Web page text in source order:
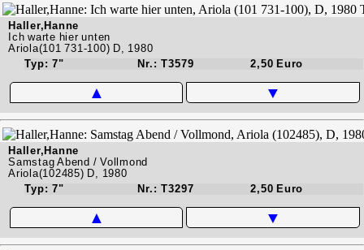
Haller,Hanne
Ich warte hier unten
Ariola(101 731-100) D, 1980
Typ: 7"
Nr.: T3579 2,50 Euro
▲ ▼
Haller,Hanne
Samstag Abend / Vollmond
Ariola(102485) D, 1980
Typ: 7"
Nr.: T3297 2,50 Euro
▲ ▼